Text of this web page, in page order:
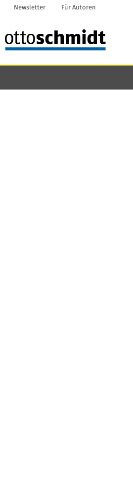
Newsletter Für Autoren